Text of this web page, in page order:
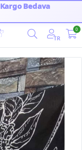
Kargo Bedava
TR
0